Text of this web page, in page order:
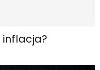
inflacja?